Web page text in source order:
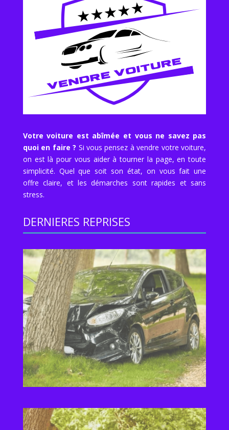
Votre voiture est abîmée et vous ne savez pas
quoi en faire ? Si vous pensez à vendre votre voiture,
on est là pour vous aider à tourner la page, en toute
simplicité. Quel que soit son état, on vous fait une
offre claire, et les démarches sont rapides et sans
stress.
DERNIERES REPRISES